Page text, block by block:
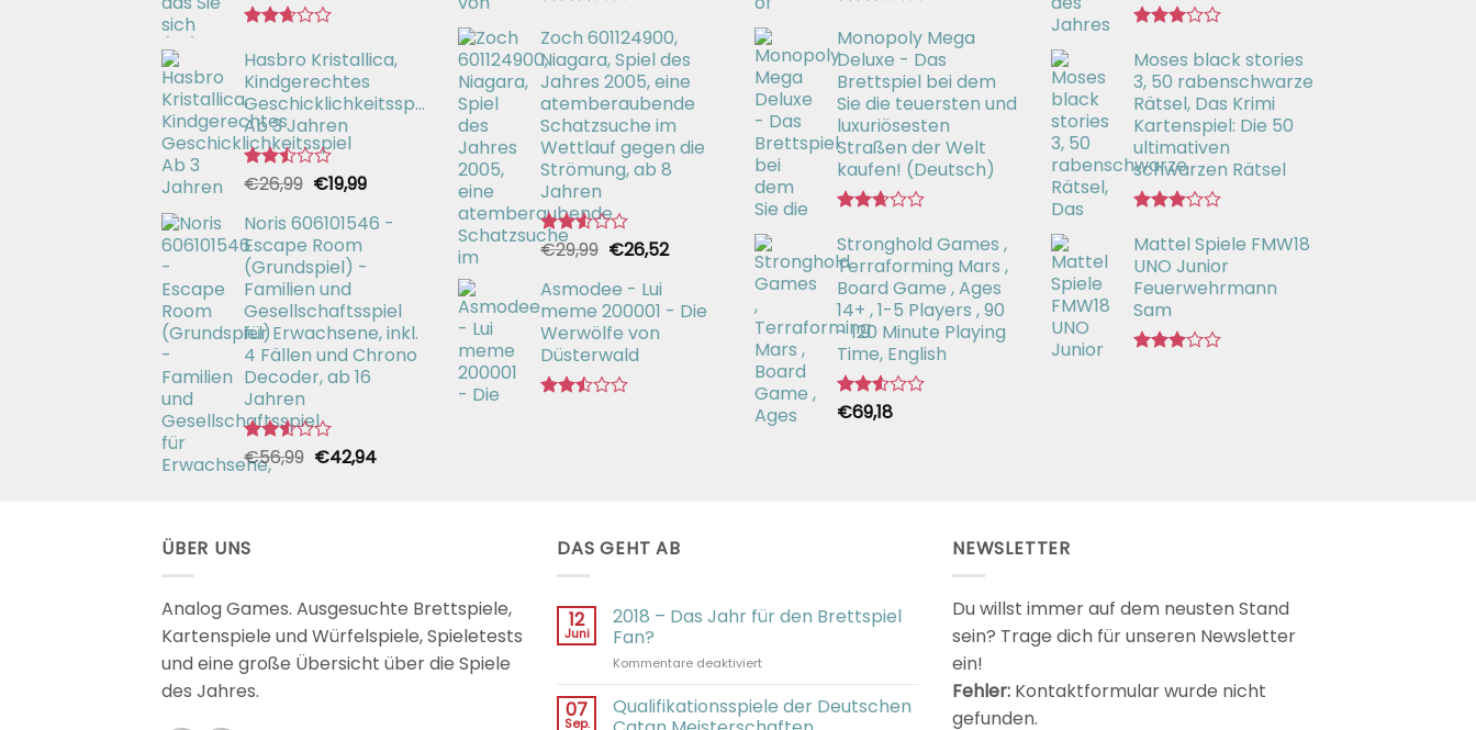
mit
2.67
von 5
Hasbro Kristallica,
Kindgerechtes
Geschicklichkeitsspiel
Ab 3 Jahren
Bewertet
2.49
von 5
€26,99 Ursprünglicher
war:
€26,99
€19,99Aktueller
ist:
Noris 606101546 -
Escape Room
(Grundspiel) -
Familien und
Gesellschaftsspiel
für Erwachsene, inkl.
4 Fällen und Chrono
Decoder, ab 16
Jahren
Bewertet
mit
€56,99 Ursprünglicher
€42,94Aktueller
mit
2.77
von 5
Zoch 601124900,
Niagara, Spiel des
Jahres 2005, eine
atemberaubende
Schatzsuche im
Wettlauf gegen die
Strömung, ab 8
Jahren
Bewertet
2.54
von 5
€29,99 Ursprünglicher
war:
€29,99
€26,52Aktueller
€26,52.
Asmodee - Lui
meme 200001 - Die
Werwölfe von
Düsterwald
mit
2.66
von 5
Monopoly Mega
Deluxe - Das
Brettspiel bei dem
Sie die teuersten und
luxuriösesten
Straßen der Welt
kaufen! (Deutsch)
mit
2.64
von 5
Stronghold Games ,
Terraforming Mars ,
Board Game , Ages
14+ , 1-5 Players , 90
- 120 Minute Playing
Time, English
Bewertet
€69,18
mit
3.02
von 5
Moses black stories
3, 50 rabenschwarze
Rätsel, Das Krimi
Kartenspiel: Die 50
ultimativen
schwarzen Rätsel
mit
3.00
von 5
Mattel Spiele FMW18
UNO Junior
Feuerwehrmann
Sam
ÜBER UNS
Analog Games. Ausgesuchte Brettspiele,
Kartenspiele und Würfelspiele, Spieletests
und eine große Übersicht über die Spiele
des Jahres.
DAS GEHT AB
12
Juni
2018 – Das Jahr für den Brettspiel
Fan?
Kommentare deaktiviertfür
–
Das
07
Sep.
Qualifikationsspiele der Deutschen
NEWSLETTER
Du willst immer auf dem neusten Stand
sein? Trage dich für unseren Newsletter
ein!
Fehler: Kontaktformular wurde nicht
gefunden.